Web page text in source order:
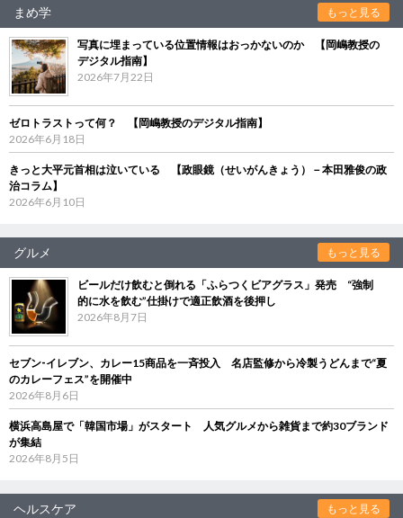
まめ学 もっと見る
写真に埋まっている位置情報はおっかないのか 【岡嶋教授の
デジタル指南】
2026年7月22日
ゼロトラストって何？ 【岡嶋教授のデジタル指南】
2026年6月18日
きっと大平元首相は泣いている 【政眼鏡（せいがんきょう）－本田雅俊の政
治コラム】
2026年6月10日
グルメ もっと見る
ビールだけ飲むと倒れる「ふらつくビアグラス」発売 “強制
的に水を飲む”仕掛けで適正飲酒を後押し
2026年8月7日
セブン‐イレブン、カレー15商品を一斉投入 名店監修から冷製うどんまで“夏
のカレーフェス”を開催中
2026年8月6日
横浜高島屋で「韓国市場」がスタート 人気グルメから雑貨まで約30ブランド
が集結
2026年8月5日
ヘルスケア もっと見る